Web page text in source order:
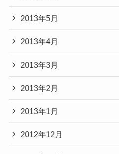
2013年5月
2013年4月
2013年3月
2013年2月
2013年1月
2012年12月